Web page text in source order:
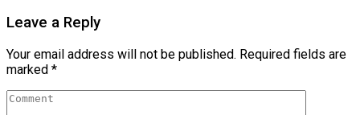
Leave a Reply
Your email address will not be published. Required fields are
marked *